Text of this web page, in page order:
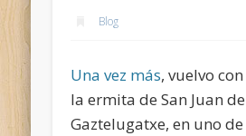
Blog
Una vez más, vuelvo
la ermita de San Juan de
Gaztelugatxe, en uno